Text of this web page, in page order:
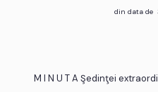
din data de
M I N U T A Şedinţei